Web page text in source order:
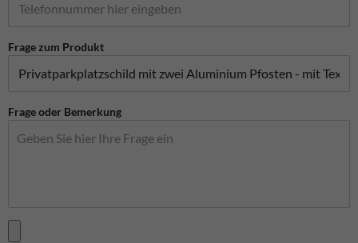
Frage zum Produkt
Frage oder Bemerkung